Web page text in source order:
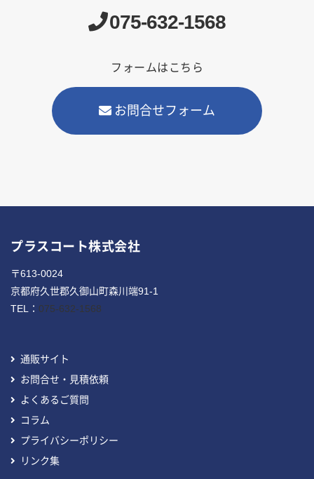
075-632-1568
フォームはこちら
お問合せフォーム
プラスコート株式会社
〒613-0024
京都府久世郡久御山町森川端91-1
TEL： 075-632-1568
通販サイト
お問合せ・見積依頼
よくあるご質問
コラム
プライバシーポリシー
リンク集